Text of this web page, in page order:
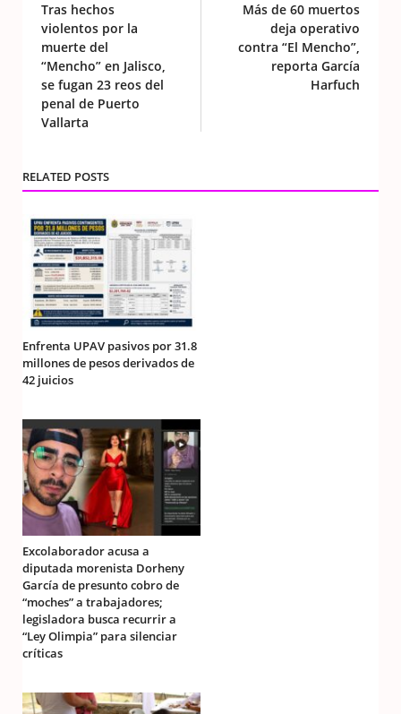
Tras hechos
violentos por la
muerte del
“Mencho” en Jalisco,
se fugan 23 reos del
penal de Puerto
Vallarta
Más de 60 muertos
deja operativo
contra “El Mencho”,
reporta García
Harfuch
RELATED POSTS
Enfrenta UPAV pasivos por 31.8
millones de pesos derivados de
42 juicios
Excolaborador acusa a
diputada morenista Dorheny
García de presunto cobro de
“moches” a trabajadores;
legisladora busca recurrir a
“Ley Olimpia” para silenciar
críticas